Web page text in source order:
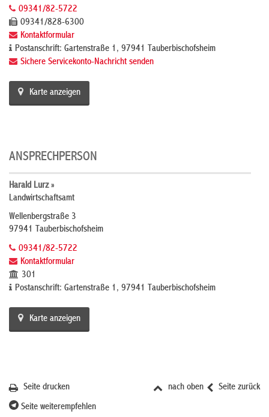
09341/82-5722
09341/828-6300
Kontaktformular
Postanschrift: Gartenstraße 1, 97941 Tauberbischofsheim
Sichere Servicekonto-Nachricht senden
Karte anzeigen
ANSPRECHPERSON
Harald Lurz »
Landwirtschaftsamt
Wellenbergstraße 3
97941 Tauberbischofsheim
09341/82-5722
Kontaktformular
301
Postanschrift: Gartenstraße 1, 97941 Tauberbischofsheim
Karte anzeigen
Seite zurück
nach oben
Seite drucken
Seite weiterempfehlen